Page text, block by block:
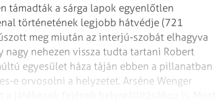
támadták a sárga lapok egyenlőtlen
történetének legjobb hátvédje (721
meg miután az interjú-szobát elhagyva
nehezen vissza tudta tartani Robert
egyesület háza táján ebben a pillanatban
e orvosolni a helyzetet. Arséne Wenger